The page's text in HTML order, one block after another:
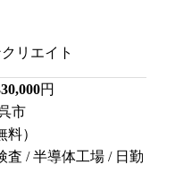
リエイト
円
市
料）
査 / 半導体工場 / 日勤